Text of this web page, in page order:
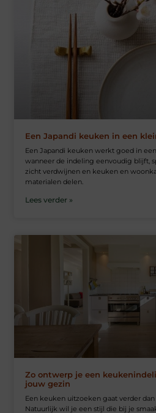
Een Japandi keuken in een
Een Japandi keuken werkt goed in
wanneer de indeling eenvoudig blijft,
zicht verdwijnen en keuken en
materialen delen.
Lees verder »
Zo ontwerp je een
jouw gezin
Een keuken uitzoeken gaat verder
Natuurlijk wil je een stijl die bij je